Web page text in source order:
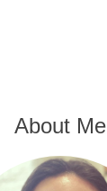
About Me